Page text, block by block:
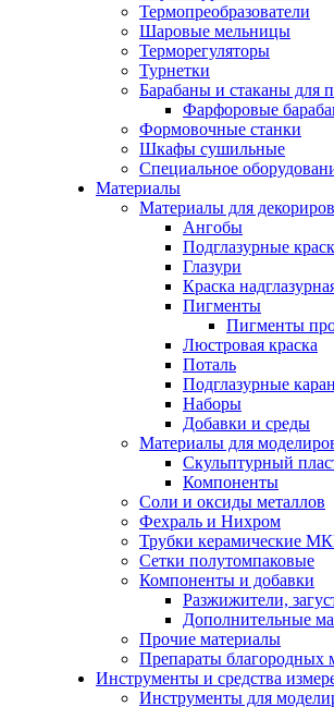
Термопреобразователи
Шаровые мельницы
Терморегуляторы
Турнетки
Барабаны и стаканы для
Фарфоровые
Формовочные станки
Шкафы сушильные
Специальное
Материалы
Материалы для
Ангобы
Подглазурные
Глазури
Краска
Пигменты
Пигменты
Люстровая краска
Поталь
Подглазурные
Наборы
Добавки и среды
Материалы для
Скульптурный
Компоненты
Соли и оксиды металлов
Фехраль и Нихром
Трубки керамические
Сетки полутомпаковые
Компоненты и добавки
Разжижители,
Дополнительные
Прочие материалы
Препараты благородных
Инструменты и средства
Инструменты для